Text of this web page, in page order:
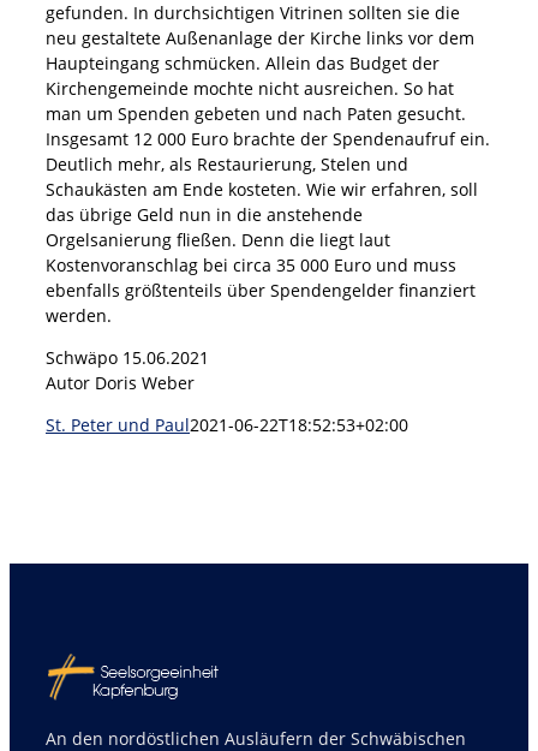
gefunden. In durchsichtigen Vitrinen sollten sie die
neu gestaltete Außenanlage der Kirche links vor dem
Haupteingang schmücken. Allein das Budget der
Kirchengemeinde mochte nicht ausreichen. So hat
man um Spenden gebeten und nach Paten gesucht.
Insgesamt 12 000 Euro brachte der Spendenaufruf ein.
Deutlich mehr, als Restaurierung, Stelen und
Schaukästen am Ende kosteten. Wie wir erfahren, soll
das übrige Geld nun in die anstehende
Orgelsanierung fließen. Denn die liegt laut
Kostenvoranschlag bei circa 35 000 Euro und muss
ebenfalls größtenteils über Spendengelder finanziert
werden.
Schwäpo 15.06.2021
Autor Doris Weber
St. Peter und Paul2021-06-22T18:52:53+02:00
An den nordöstlichen Ausläufern der Schwäbischen